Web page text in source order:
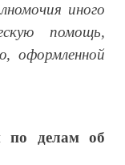
иного
помощь,
оформленной
по делам об